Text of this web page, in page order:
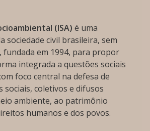
(ISA) é uma
sociedade civil brasileira, sem
fundada em 1994, para propor
integrada a questões sociais
foco central na defesa de
sociais, coletivos e difusos
ambiente, ao patrimônio
humanos e dos povos.